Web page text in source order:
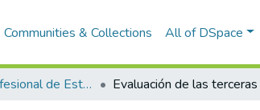
Communities & Collections All of DSpace
Escuela Profesional de Estomatología